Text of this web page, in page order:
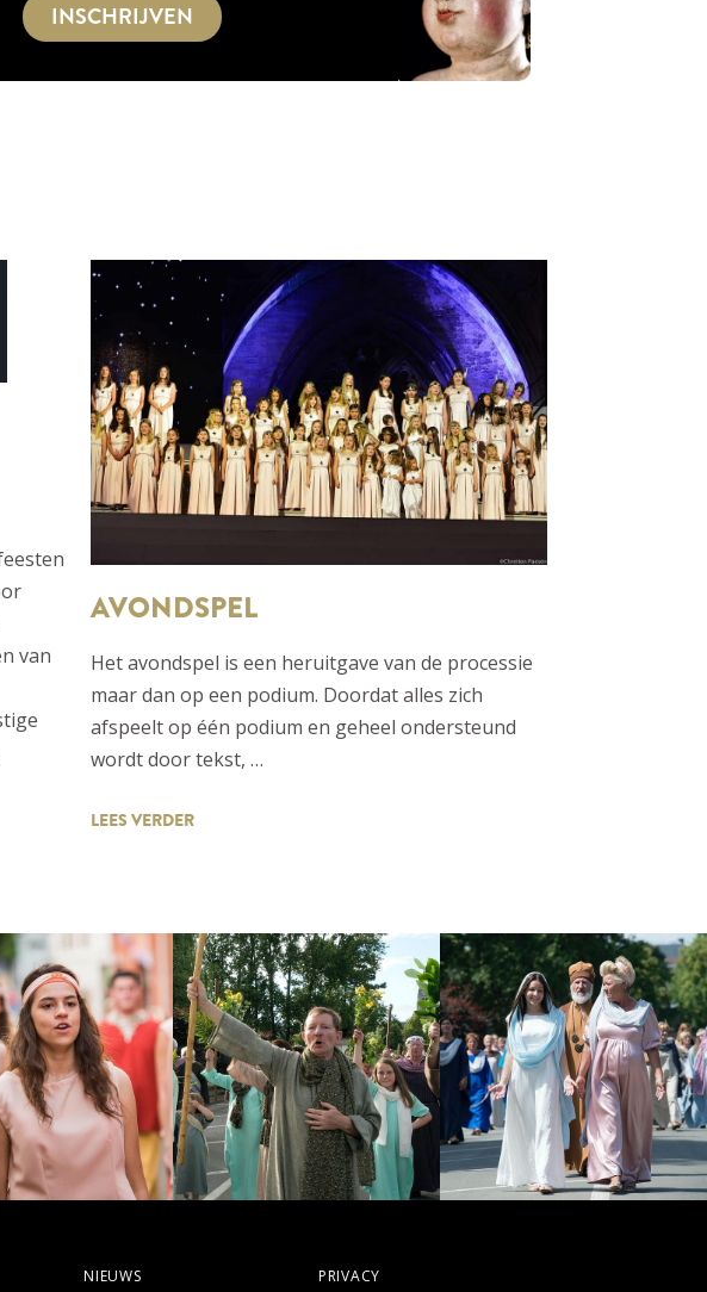
INSCHRIJVEN
van
AVONDSPEL
Het avondspel is een heruitgave van de processie
maar dan op een podium. Doordat alles zich
afspeelt op één podium en geheel ondersteund
wordt door tekst, …
LEES VERDER
NIEUWS PRIVACY